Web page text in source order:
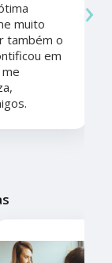
muito
também o
em
›